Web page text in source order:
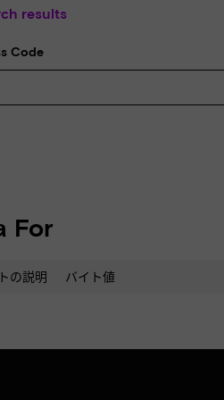
results
Code
For
の説明 バイト値